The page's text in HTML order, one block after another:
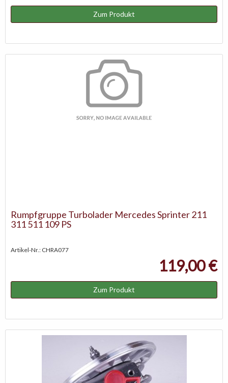
Zum Produkt
Rumpfgruppe Turbolader Mercedes Sprinter 211
311 511 109 PS
Artikel-Nr.: CHRA077
119,00 €
Zum Produkt